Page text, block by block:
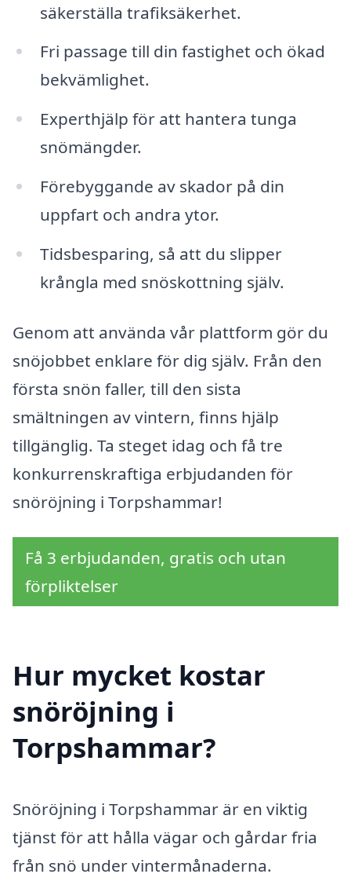
säkerställa trafiksäkerhet.
Fri passage till din fastighet och ökad
bekvämlighet.
Experthjälp för att hantera tunga
snömängder.
Förebyggande av skador på din
uppfart och andra ytor.
Tidsbesparing, så att du slipper
krångla med snöskottning själv.
Genom att använda vår plattform gör du
snöjobbet enklare för dig själv. Från den
första snön faller, till den sista
smältningen av vintern, finns hjälp
tillgänglig. Ta steget idag och få tre
konkurrenskraftiga erbjudanden för
snöröjning i Torpshammar!
Få 3 erbjudanden, gratis och utan
förpliktelser
Hur mycket kostar
snöröjning i
Torpshammar?
Snöröjning i Torpshammar är en viktig
tjänst för att hålla vägar och gårdar fria
från snö under vintermånaderna.